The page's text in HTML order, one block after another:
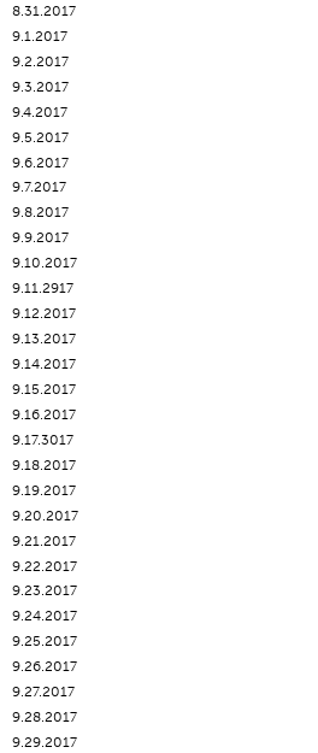
8.31.2017
9.1.2017
9.2.2017
9.3.2017
9.4.2017
9.5.2017
9.6.2017
9.7.2017
9.8.2017
9.9.2017
9.10.2017
9.11.2917
9.12.2017
9.13.2017
9.14.2017
9.15.2017
9.16.2017
9.17.3017
9.18.2017
9.19.2017
9.20.2017
9.21.2017
9.22.2017
9.23.2017
9.24.2017
9.25.2017
9.26.2017
9.27.2017
9.28.2017
9.29.2017